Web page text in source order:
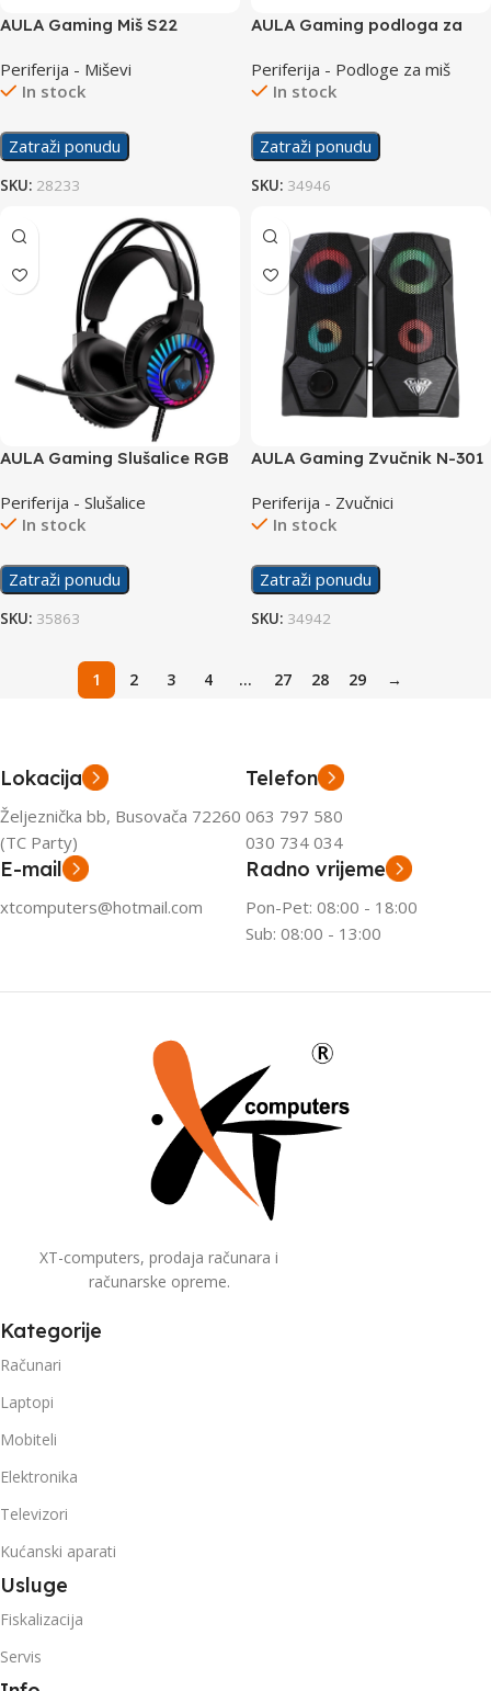
AULA Gaming Miš S22
Periferija - Miševi
In stock
Zatraži ponudu
SKU: 28233
AULA Gaming podloga za
Periferija - Podloge za miš
In stock
Zatraži ponudu
SKU: 34946
AULA Gaming Slušalice RGB
Periferija - Slušalice
In stock
Zatraži ponudu
SKU: 35863
AULA Gaming Zvučnik N-301
Periferija - Zvučnici
In stock
Zatraži ponudu
SKU: 34942
1 2 3 4 … 27 28 29 →
Lokacija
Željeznička bb, Busovača 72260
(TC Party)
Telefon
063 797 580
030 734 034
E-mail
xtcomputers@hotmail.com
Radno vrijeme
Pon-Pet: 08:00 - 18:00
Sub: 08:00 - 13:00
XT-computers, prodaja računara i
računarske opreme.
Kategorije
Računari
Laptopi
Mobiteli
Elektronika
Televizori
Kućanski aparati
Usluge
Fiskalizacija
Servis